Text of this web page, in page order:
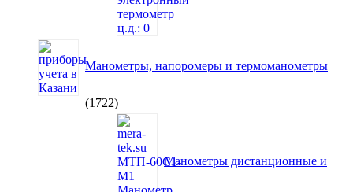
Манометры, напоромеры и термоманометры
17221722
товара
Манометры дистанционные и